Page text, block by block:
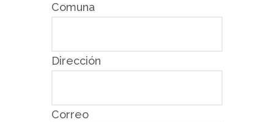
Comuna
Dirección
Correo